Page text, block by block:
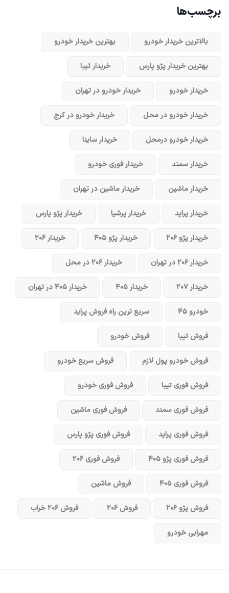
برچسب‌ها
بالاترین خریدار خودرو بهترین خریدار خودرو
بهترین خریدار پژو پارس خریدار تیبا
خریدار خودرو خریدار خودرو در تهران
خریدار خودرو در محل خریدار خودرو در کرج
خریدار خودرو در‌محل خریدار ساینا
خریدار سمند خریدار فوری خودرو
خریدار ماشین خریدار ماشین در تهران
خریدار پراید خریدار پرشیا خریدار پژو پارس
خریدار پژو ۲۰۶ خریدار پژو ۴۰۵ خریدار ۲۰۶
خریدار ۲۰۶ در تهران خریدار ۲۰۶ در محل
خریدار ۲۰۷ خریدار ۴۰۵ خریدار ۴۰۵ در تهران
خودرو ۴۵ سریع ترین راه فروش پراید
فروش تیبا فروش خودرو
فروش خودرو پول لازم فروش سریع خودرو
فروش فوری تیبا فروش فوری خودرو
فروش فوری سمند فروش فوری ماشین
فروش فوری پراید فروش فوری پژو پارس
فروش فوری پژو ۴۰۵ فروش فوری ۲۰۶
فروش فوری ۴۰۵ فروش ماشین
فروش پژو ۲۰۶ فروش ۲۰۶ فروش ۲۰۶ خراب
مهرابی خودرو